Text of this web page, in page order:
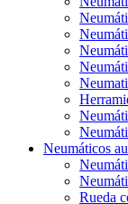
Neumáticos
Rueda